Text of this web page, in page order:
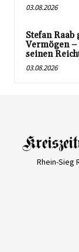
03.08.2026
Stefan Raab
Vermögen
seinen
03.08.2026
Rhein-Sieg